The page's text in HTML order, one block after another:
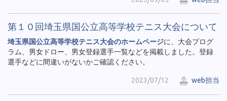
第１０回埼玉県国公立高等学校テニス大会について
埼玉県国公立高等学校テニス大会のホームページに、大会プログ
ラム、男女ドロー、男女登録選手一覧などを掲載しました。登録
選手などに間違いがないかご確認ください。
2023/07/12 web担当